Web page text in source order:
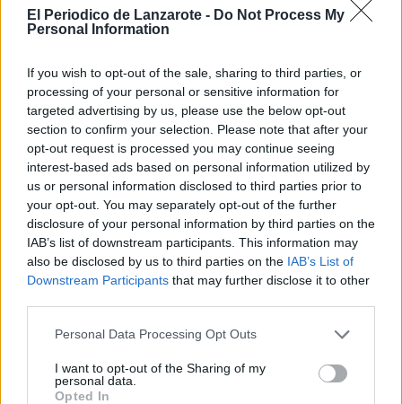
El Periodico de Lanzarote - Do Not Process My
Personal Information
If you wish to opt-out of the sale, sharing to third parties, or
processing of your personal or sensitive information for
targeted advertising by us, please use the below opt-out
section to confirm your selection. Please note that after your
opt-out request is processed you may continue seeing
interest-based ads based on personal information utilized by
us or personal information disclosed to third parties prior to
your opt-out. You may separately opt-out of the further
disclosure of your personal information by third parties on the
IAB’s list of downstream participants. This information may
also be disclosed by us to third parties on the IAB’s List of
Downstream Participants that may further disclose it to other
Personal Data Processing Opt Outs
I want to opt-out of the Sharing of my
personal data.
Opted In
hacerlo acompañados de la persona
que elijan.
estos billetes se realizará en
www.iberia.com o en
www.vueling.com, a partir del 1 de
junio por la mañana y hasta que se
agoten, o hasta el 15 de junio como
máximo.
En las páginas web de Iberia, Vueling,
Iberia Express y Aena encontrarán toda
la informacion sobre la solicitud y cómo
acreditarse para recibir estos billetes.
Escribir un comentario
Nombre